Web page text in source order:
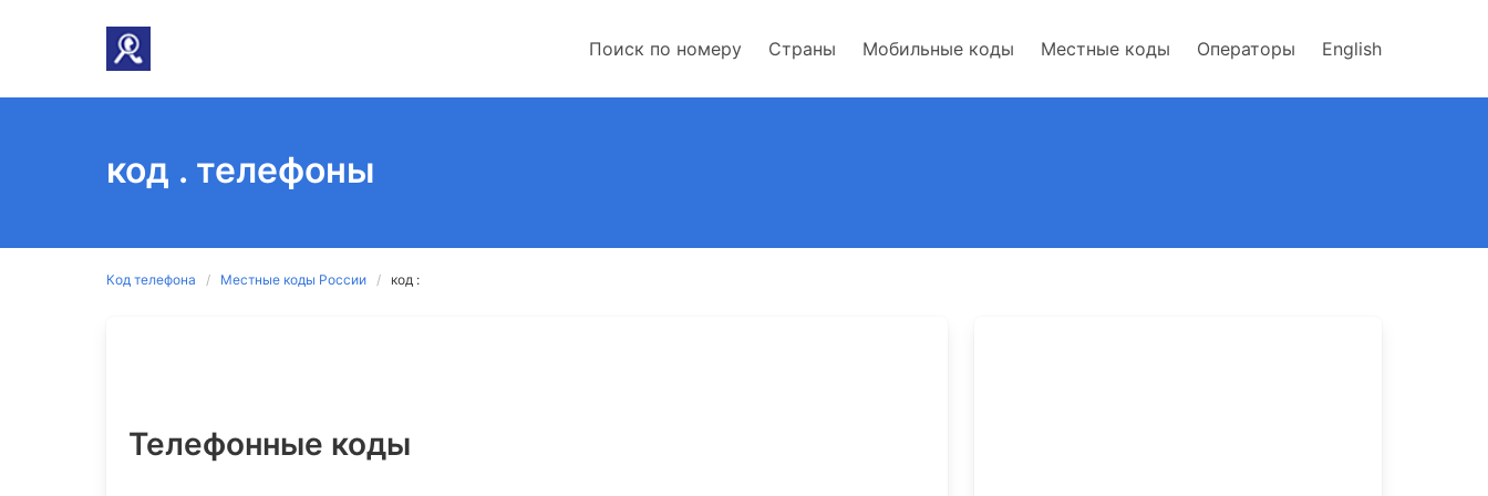
Поиск по номеру Страны Мобильные коды Местные коды Операторы English
код . телефоны
Код телефона Местные коды России код :
Телефонные коды